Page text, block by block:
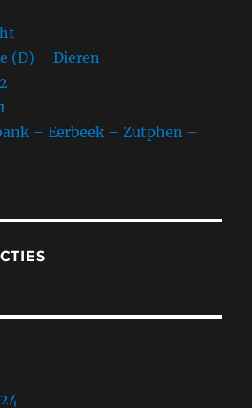
(D) – Dieren
– Eerbeek – Zutphen –